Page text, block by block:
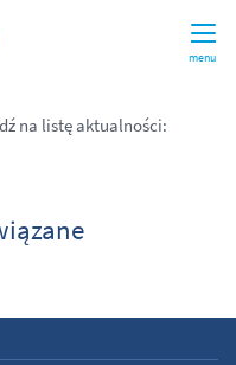
menu
na listę aktualności: